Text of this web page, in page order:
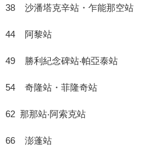
38 沙潘塔克辛站・乍能那空站
44 阿黎站
49 勝利紀念碑站‧帕亞泰站
54 奇隆站・菲隆奇站
62 那那站‧阿索克站
66 澎蓬站